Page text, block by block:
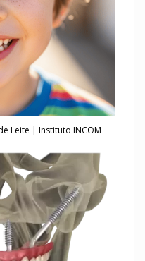
Leite | Instituto INCOM